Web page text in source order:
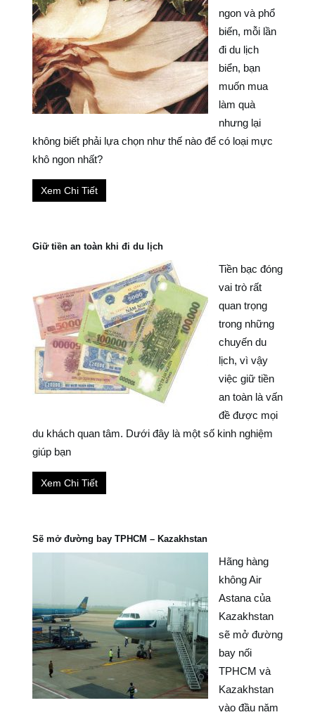
ngon và phổ
biến, mỗi lần
đi du lịch
biển, bạn
muốn mua
làm quà
nhưng lại
không biết phải lựa chọn như thế nào để có loại mực
khô ngon nhất?
Xem Chi Tiết
Giữ tiền an toàn khi đi du lịch
Tiền bạc đóng
vai trò rất
quan trọng
trong những
chuyến du
lịch, vì vậy
việc giữ tiền
an toàn là vấn
đề được mọi
du khách quan tâm. Dưới đây là một số kinh nghiệm
giúp bạn
Xem Chi Tiết
Sẽ mở đường bay TPHCM – Kazakhstan
Hãng hàng
không Air
Astana của
Kazakhstan
sẽ mở đường
bay nối
TPHCM và
Kazakhstan
vào đầu năm